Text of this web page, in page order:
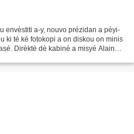
envèstiti a-y, nouvo prézidan a péyi-
ki té ké fotokopi a on diskou on minis
Dirèktè dè kabiné a misyé Alain